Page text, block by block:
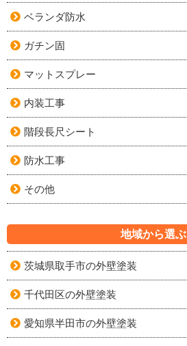
ベランダ防水
ガチン固
マットスプレー
内装工事
階段長尺シート
防水工事
その他
地域から選ぶ
茨城県取手市の外壁塗装
千代田区の外壁塗装
愛知県半田市の外壁塗装